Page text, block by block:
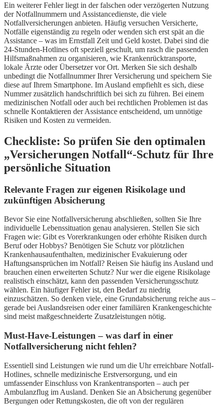
Ein weiterer Fehler liegt in der falschen oder verzögerten Nutzung
der Notfallnummern und Assistancedienste, die viele
Notfallversicherungen anbieten. Häufig versuchen Versicherte,
Notfälle eigenständig zu regeln oder wenden sich erst spät an die
Assistance – was im Ernstfall Zeit und Geld kostet. Dabei sind die
24-Stunden-Hotlines oft speziell geschult, um rasch die passenden
Hilfsmaßnahmen zu organisieren, wie Krankenrücktransporte,
lokale Ärzte oder Übersetzer vor Ort. Merken Sie sich deshalb
unbedingt die Notfallnummer Ihrer Versicherung und speichern Sie
diese auf Ihrem Smartphone. Im Ausland empfiehlt es sich, diese
Nummer zusätzlich handschriftlich bei sich zu führen. Bei einem
medizinischen Notfall oder auch bei rechtlichen Problemen ist das
schnelle Kontaktieren der Assistance entscheidend, um unnötige
Risiken und Kosten zu vermeiden.
Checkliste: So prüfen Sie den optimalen
„Versicherungen Notfall“-Schutz für Ihre
persönliche Situation
Relevante Fragen zur eigenen Risikolage und
zukünftigen Absicherung
Bevor Sie eine Notfallversicherung abschließen, sollten Sie Ihre
individuelle Lebenssituation genau analysieren. Stellen Sie sich
Fragen wie: Gibt es Vorerkrankungen oder erhöhte Risiken durch
Beruf oder Hobbys? Benötigen Sie Schutz vor plötzlichen
Krankenhausaufenthalten, medizinischer Evakuierung oder
Haftungsansprüchen im Notfall? Reisen Sie häufig ins Ausland und
brauchen einen erweiterten Schutz? Nur wer die eigene Risikolage
realistisch einschätzt, kann den passenden Versicherungsschutz
wählen. Ein häufiger Fehler ist, den Bedarf zu niedrig
einzuschätzen. So denken viele, eine Grundabsicherung reiche aus –
gerade bei Auslandsreisen oder einer familiären Krankengeschichte
sind meist maßgeschneiderte Zusatzleistungen nötig.
Must-Have-Leistungen – was darf in einer
Notfallversicherung nicht fehlen?
Essentiell sind Leistungen wie rund um die Uhr erreichbare Notfall-
Hotlines, schnelle medizinische Erstversorgung, und ein
umfassender Einschluss von Krankentransporten – auch per
Ambulanzflug im Ausland. Denken Sie an Absicherung gegenüber
Bergungen oder Rettungskosten, die oft von der regulären